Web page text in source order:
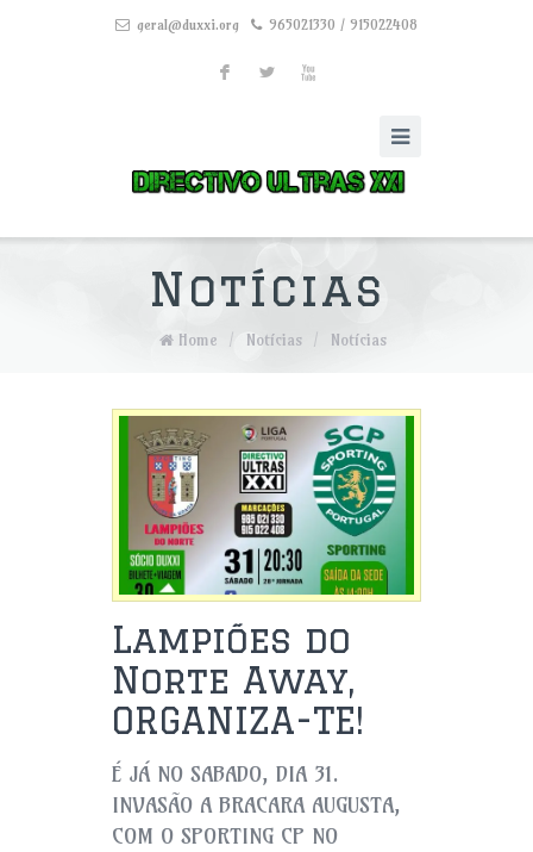
geral@duxxi.org 965021330 / 915022408
F L X
Notícias
Home / Notícias / Notícias
Lampiões do
Norte Away,
ORGANIZA-TE!
É JÁ NO SABADO, DIA 31.
INVASÃO A BRACARA AUGUSTA,
COM O SPORTING CP NO